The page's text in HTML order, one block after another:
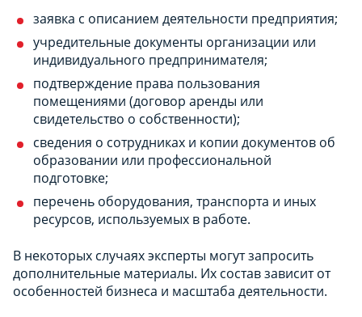
заявка с описанием деятельности предприятия;
учредительные документы организации или
индивидуального предпринимателя;
подтверждение права пользования
помещениями (договор аренды или
свидетельство о собственности);
сведения о сотрудниках и копии документов об
образовании или профессиональной
подготовке;
перечень оборудования, транспорта и иных
ресурсов, используемых в работе.
В некоторых случаях эксперты могут запросить
дополнительные материалы. Их состав зависит от
особенностей бизнеса и масштаба деятельности.